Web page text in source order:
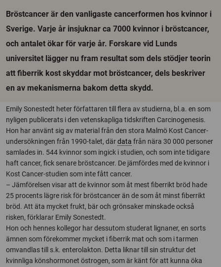
Bröstcancer är den vanligaste cancerformen hos kvinnor i
Sverige. Varje år insjuknar ca 7000 kvinnor i bröstcancer,
och antalet ökar för varje år. Forskare vid Lunds
universitet lägger nu fram resultat som dels stödjer teorin
att fiberrik kost skyddar mot bröstcancer, dels beskriver
en av mekanismerna bakom detta skydd.
Emily Sonestedt heter författaren till flera av studierna, bl.a. en som
nyligen publicerats i den vetenskapliga tidskriften Carcinogenesis.
Hon har använt sig av material från den stora Malmö Kost Cancer-
undersökningen från 1990-talet, därdata från nära 30 000 personer
samlades in. 544 kvinnor som ingick i studien, och som inte tidigare
haft cancer, fick senare bröstcancer. De jämfördes med de kvinnor i
Kost Cancer-studien som inte fått cancer.
– Jämförelsen visar att de kvinnor som åt mest fiberrikt bröd hade
25 procents lägre risk för bröstcancer än de som åt minst fiberrikt
bröd. Att äta mycket frukt, bär och grönsaker minskade också
risken, förklarar Emily Sonestedt.
Hon och hennes kollegor har dessutom studerat lignaner, en sorts
ämnen som förekommer mycket i fiberrik mat och som i tarmen
omvandlas till s.k. enterolakton. Detta liknar till sin struktur det
kvinnliga könshormonet östrogen, som är känt för att kunna öka